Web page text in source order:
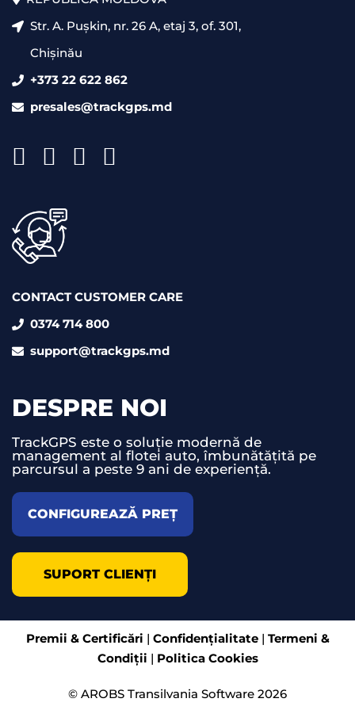
Str. A. Pușkin, nr. 26 A, etaj 3, of. 301,
Chișinău
+373 22 622 862
presales@trackgps.md
CONTACT CUSTOMER CARE
0374 714 800
support@trackgps.md
DESPRE NOI
TrackGPS este o soluție modernă de
management al flotei auto, îmbunătățită pe
parcursul a peste 9 ani de experiență.
CONFIGUREAZĂ PREȚ
SUPORT CLIENȚI
Premii & Certificări | Confidențialitate| Termeni &
Condiții | Politica Cookies
© AROBS Transilvania Software 2026